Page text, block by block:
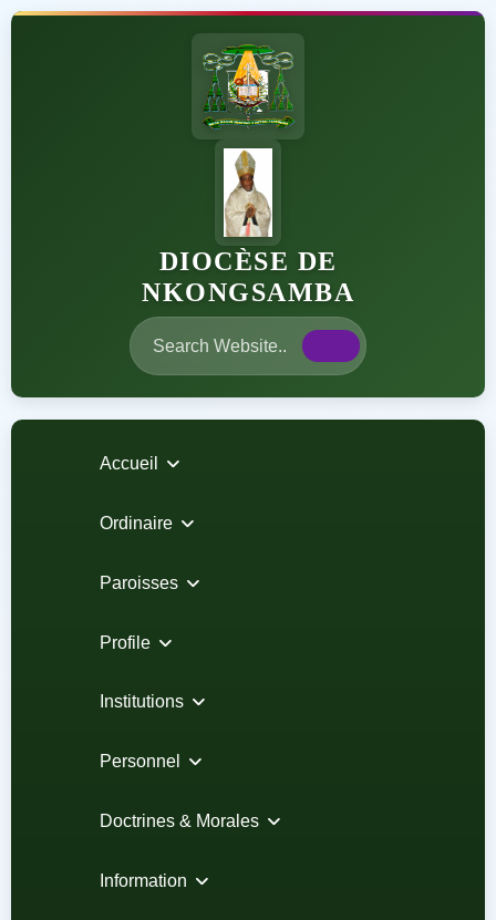
DIOCÈSE DE
NKONGSAMBA
Accueil
Ordinaire
Paroisses
Profile
Institutions
Personnel
Doctrines & Morales
Information